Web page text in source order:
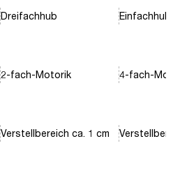
Dreifachhub
2-fach-Motorik
Verstellbereich ca. 1 cm
Einfachhub
4-fach-